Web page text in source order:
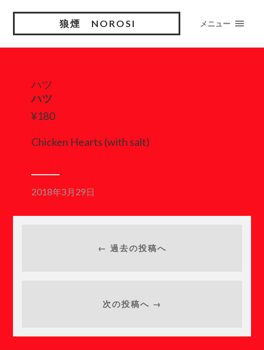
狼煙 NOROSI メニュー
ハツ
ハツ
¥180
Chicken Hearts (with salt)
2018年3月29日
← 過去の投稿へ
次の投稿へ →